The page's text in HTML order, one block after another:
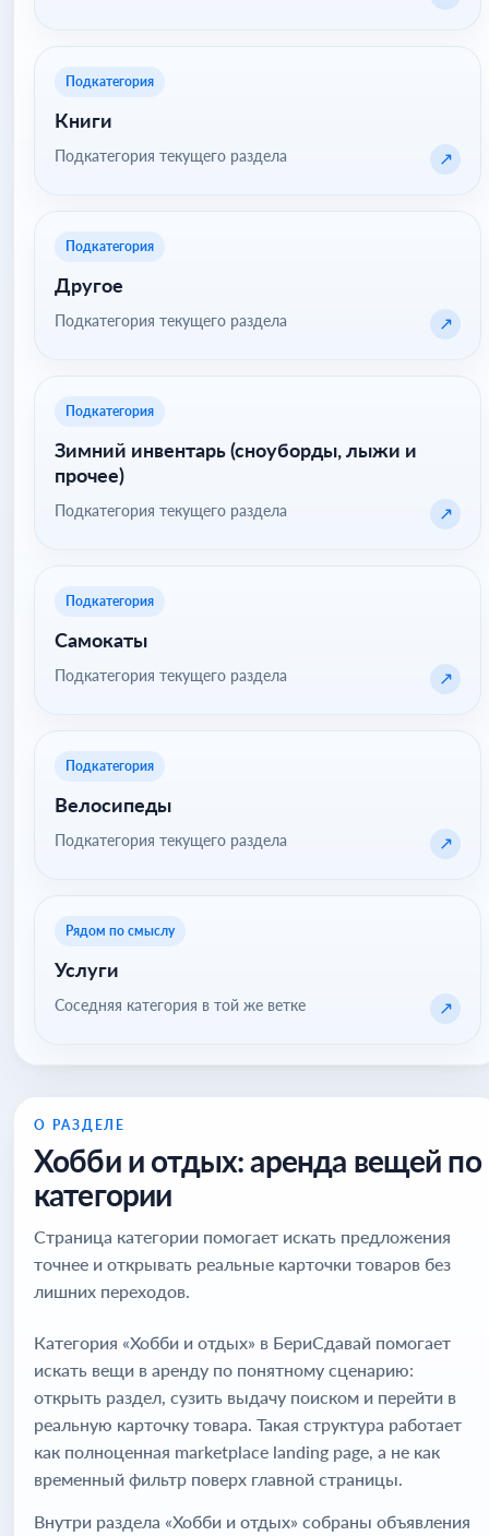
Подкатегория
Книги
Подкатегория текущего раздела ↗
Подкатегория
Другое
Подкатегория текущего раздела ↗
Подкатегория
Зимний инвентарь (сноуборды, лыжи и
прочее)
Подкатегория текущего раздела ↗
Подкатегория
Самокаты
Подкатегория текущего раздела ↗
Подкатегория
Велосипеды
Подкатегория текущего раздела ↗
Рядом по смыслу
Услуги
Соседняя категория в той же ветке ↗
О РАЗДЕЛЕ
Хобби и отдых: аренда вещей по
категории
Страница категории помогает искать предложения
точнее и открывать реальные карточки товаров без
лишних переходов.
Категория «Хобби и отдых» в БериСдавай помогает
искать вещи в аренду по понятному сценарию:
открыть раздел, сузить выдачу поиском и перейти в
реальную карточку товара. Такая структура работает
как полноценная marketplace landing page, а не как
временный фильтр поверх главной страницы.
Внутри раздела «Хобби и отдых» собраны объявления